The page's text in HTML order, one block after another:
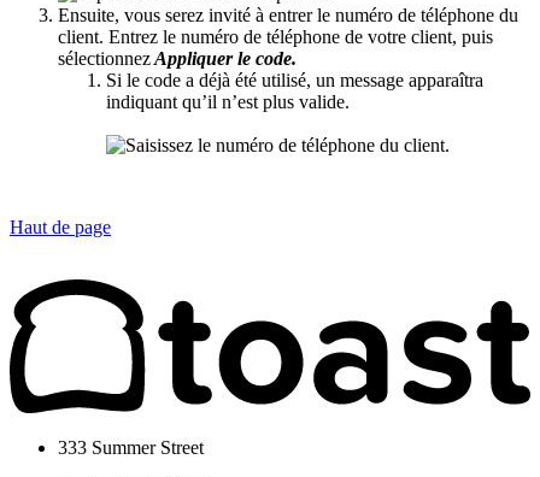
Ensuite, vous serez invité à entrer le numéro de téléphone du
client. Entrez le numéro de téléphone de votre client, puis
sélectionnezAppliquer le code.
Si le code a déjà été utilisé, un message apparaîtra
indiquant qu’il n’est plus valide.
Haut de page
333 Summer Street